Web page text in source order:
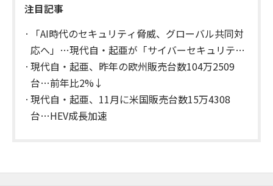
注目記事
「AI時代のセキュリティ脅威、グローバル共同対
応へ」…現代自・起亜が「サイバーセキュリテ
ィ・ワーキンググループ」を発足
現代自・起亜、昨年の欧州販売台数104万2509
台…前年比2%↓
現代自・起亜、11月に米国販売台数15万4308
台…HEV成長加速